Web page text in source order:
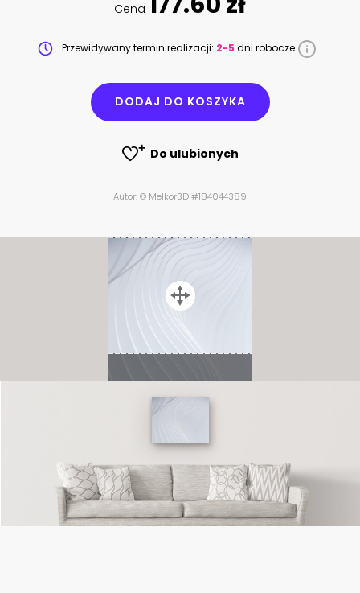
Cena
Przewidywany termin realizacji: 2-5 dni robocze
DODAJ DO KOSZYKA
Do ulubionych
Autor: © Melkor3D #184044389